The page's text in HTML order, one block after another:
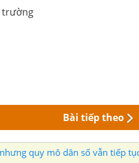
trường
Bài tiếp theo
quy mô dân số vẫn tiếp